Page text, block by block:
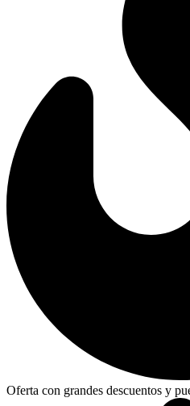
Oferta con grandes descuentos y